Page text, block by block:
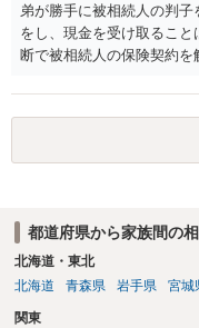
弟が勝手に被相続人の判
をし、現金を受け取るこ
断で被相続人の保険契約
された書類のコピーを取
相談 されたら良いと思い
都道府県から家族間の
北海道・東北
北海道
青森県 岩手県 宮城
関東